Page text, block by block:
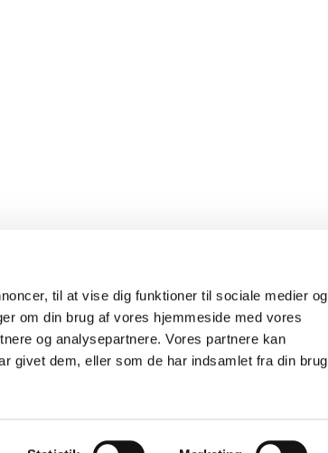
til at vise dig funktioner til sociale medier og
om din brug af vores hjemmeside med vores
og analysepartnere. Vores partnere kan
givet dem, eller som de har indsamlet fra din brug
Log på ChurchDesk